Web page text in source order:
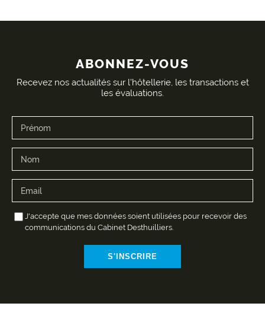
ABONNEZ-VOUS
Recevez nos actualités sur l'hôtellerie, les transactions et
les évaluations.
J'accepte que mes données soient utilisées pour recevoir des
communications du Cabinet Desthuilliers.
S'INSCRIRE